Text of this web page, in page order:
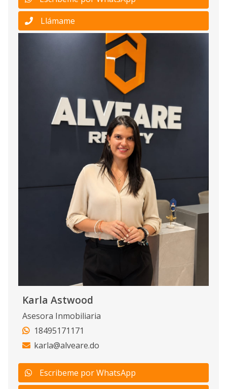
Llámame
Karla Astwood
Asesora Inmobiliaria
18495171171
karla@alveare.do
Escribeme por WhatsApp